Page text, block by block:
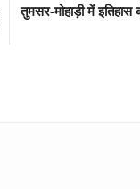
तुमसर-मोहाड़ी में इतिहास